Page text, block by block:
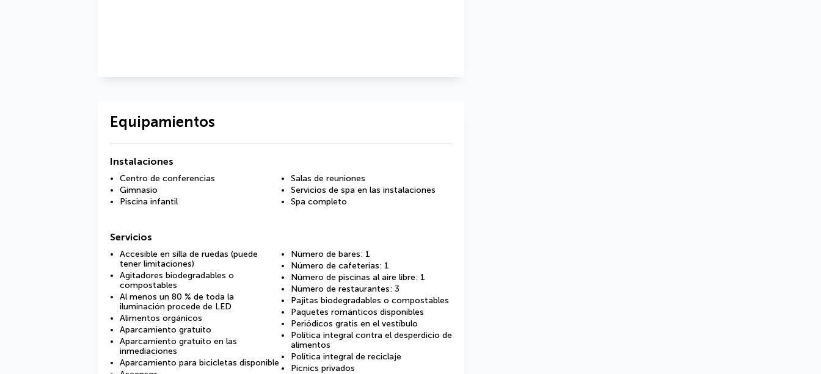
Equipamientos
Instalaciones
Centro de conferencias
Gimnasio
Piscina infantil
Salas de reuniones
Servicios de spa en las instalaciones
Spa completo
Servicios
Accesible en silla de ruedas (puede
tener limitaciones)
Agitadores biodegradables o
compostables
Al menos un 80 % de toda la
iluminación procede de LED
Alimentos orgánicos
Aparcamiento gratuito
Aparcamiento gratuito en las
inmediaciones
Aparcamiento para bicicletas disponible
Número de bares: 1
Número de cafeterías: 1
Número de piscinas al aire libre: 1
Número de restaurantes: 3
Pajitas biodegradables o compostables
Paquetes románticos disponibles
Periódicos gratis en el vestíbulo
Política integral contra el desperdicio de
alimentos
Política integral de reciclaje
Pícnics privados